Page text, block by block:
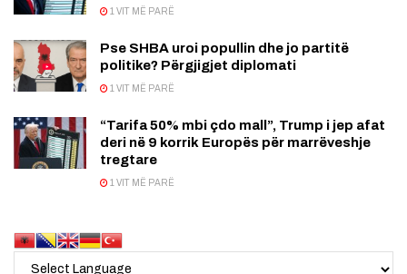
1 VIT MË PARË
Pse SHBA uroi popullin dhe jo partitë
politike? Përgjigjet diplomati
1 VIT MË PARË
“Tarifa 50% mbi çdo mall”, Trump i jep afat
deri në 9 korrik Europës për marrëveshje
tregtare
1 VIT MË PARË